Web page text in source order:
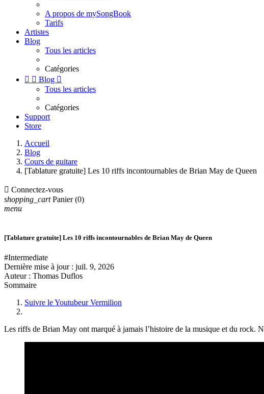
A propos de mySongBook
Tarifs
Artistes
Blog
Tous les articles
Catégories
  Blog 
Tous les articles
Catégories
Support
Store
Accueil
Blog
Cours de guitare
[Tablature gratuite] Les 10 riffs incontournables de Brian May de Queen
 Connectez-vous
shopping_cart Panier (0)
menu
[Tablature gratuite] Les 10 riffs incontournables de Brian May de Queen
#Intermediate
Dernière mise à jour : juil. 9, 2026
Auteur : Thomas Duflos
Sommaire
Suivre le Youtubeur Vermilion
Les riffs de Brian May ont marqué à jamais l’histoire de la musique et du rock.